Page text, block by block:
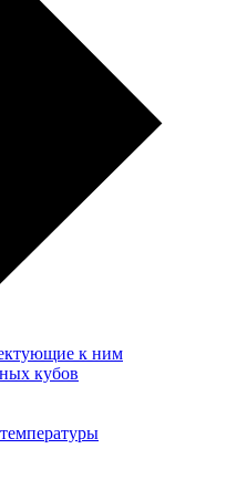
к ним
кубов